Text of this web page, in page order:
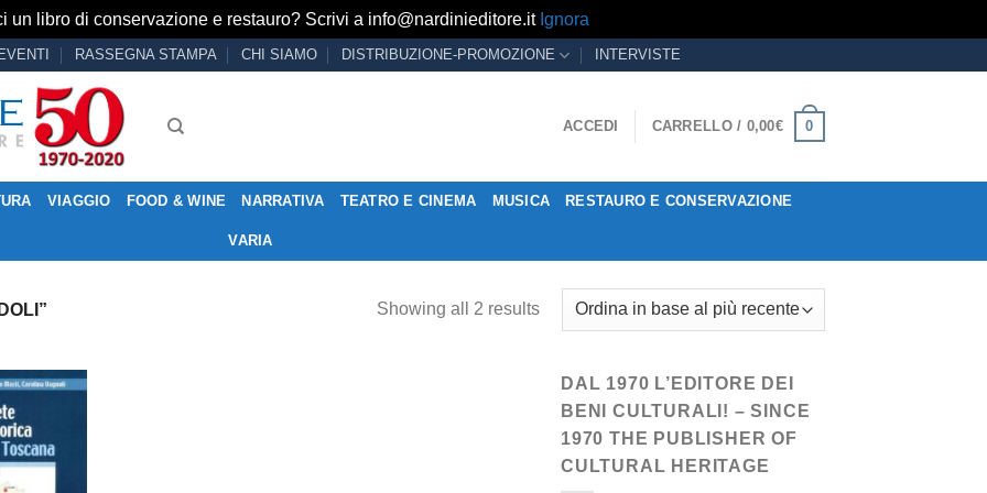
un libro di conservazione e restauro? Scrivi a info@nardinieditore.it Ignora
EVENTI RASSEGNA STAMPA CHI SIAMO DISTRIBUZIONE-PROMOZIONE INTERVISTE
ACCEDI CARRELLO / 0,00€ 0
VIAGGIO FOOD & WINE NARRATIVA TEATRO E CINEMA MUSICA RESTAURO E CONSERVAZIONE
VARIA
Showing all 2 results
Aggiungi
DAL 1970 L’EDITORE DEI
BENI CULTURALI! – SINCE
1970 THE PUBLISHER OF
CULTURAL HERITAGE